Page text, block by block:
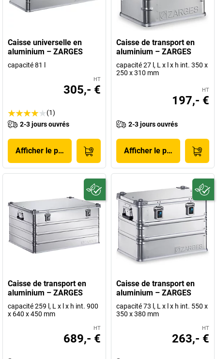
Caisse universelle en
aluminium – ZARGES
capacité 81 l
HT
305,- €
(1)
2-3 jours ouvrés
Afficher le produit
Caisse de transport en
aluminium – ZARGES
capacité 27 l, L x l x h int. 350 x
250 x 310 mm
HT
197,- €
2-3 jours ouvrés
Afficher le produit
Caisse de transport en
aluminium – ZARGES
capacité 259 l, L x l x h int. 900
x 640 x 450 mm
HT
689,- €
Caisse de transport en
aluminium – ZARGES
capacité 73 l, L x l x h int. 550 x
350 x 380 mm
HT
263,- €